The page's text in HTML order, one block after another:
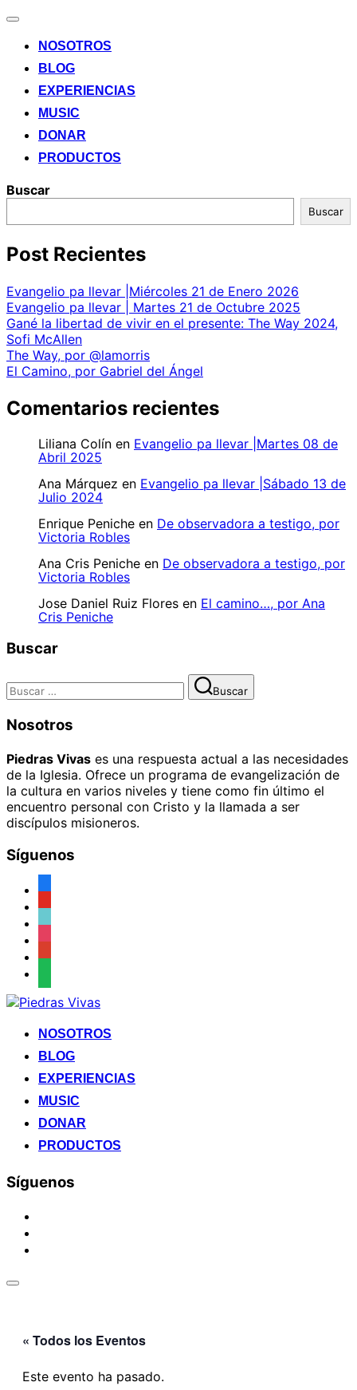
Alternar
navegación
NOSOTROS
BLOG
EXPERIENCIAS
MUSIC
DONAR
PRODUCTOS
Buscar
Buscar
Post Recientes
Evangelio pa llevar |Miércoles 21 de Enero 2026
Evangelio pa llevar | Martes 21 de Octubre 2025
Gané la libertad de vivir en el presente: The Way 2024,
Sofi McAllen
The Way, por @lamorris
El Camino, por Gabriel del Ángel
Comentarios recientes
Liliana Colín en Evangelio pa llevar |Martes 08 de
Abril 2025
Ana Márquez en Evangelio pa llevar |Sábado 13 de
Julio 2024
Enrique Peniche en De observadora a testigo, por
Victoria Robles
Ana Cris Peniche en De observadora a testigo, por
Victoria Robles
Jose Daniel Ruiz Flores en El camino…, por Ana
Cris Peniche
Buscar
Buscar:
Buscar
Nosotros
Piedras Vivas es una respuesta actual a las necesidades
de la Iglesia. Ofrece un programa de evangelización de
la cultura en varios niveles y tiene como fin último el
encuentro personal con Cristo y la llamada a ser
discípulos misioneros.
Síguenos
facebook
youtube
tiktok
instagram
google
Saltar
contenidoNOSOTROS
BLOG
EXPERIENCIAS
MUSIC
DONAR
PRODUCTOS
Síguenos
Alternar
« Todos los Eventos
Este evento ha pasado.